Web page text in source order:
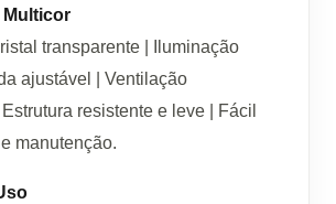
Multicor
transparente | Iluminação
ajustável | Ventilação
resistente e leve | Fácil
manutenção.